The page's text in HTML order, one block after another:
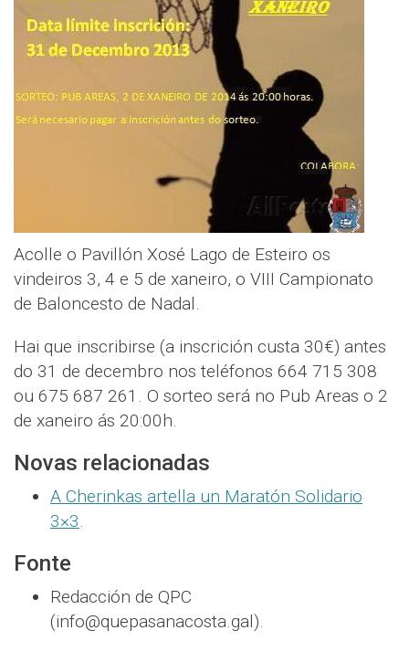
Acolle o Pavillón Xosé Lago de Esteiro os
vindeiros 3, 4 e 5 de xaneiro, o VIII Campionato
de Baloncesto de Nadal.
Hai que inscribirse (a inscrición custa 30€) antes
do 31 de decembro nos teléfonos 664 715 308
ou 675 687 261. O sorteo será no Pub Areas o 2
de xaneiro ás 20:00h.
Novas relacionadas
A Cherinkas artella un Maratón Solidario
3×3.
Fonte
Redacción de QPC
(info@quepasanacosta.gal).